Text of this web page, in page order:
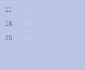
11
18
25